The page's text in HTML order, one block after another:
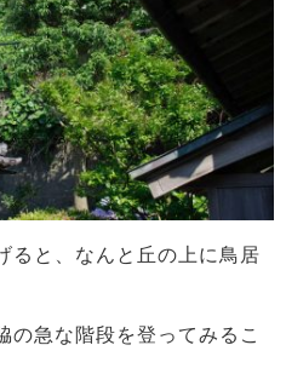
ると、なんと丘の上に鳥居
急な階段を登ってみるこ